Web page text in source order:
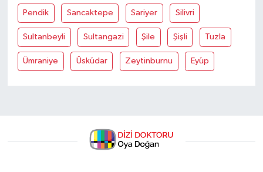
Pendik Sancaktepe Sariyer Silivri
Sultanbeyli Sultangazi Şile Şişli Tuzla
Ümraniye Üsküdar Zeytinburnu Eyüp